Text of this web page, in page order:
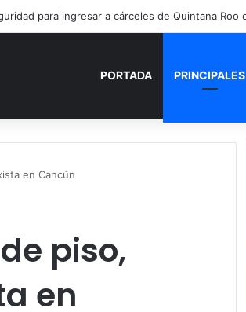
PORTADA PRINCIPALES
en Cancún
piso,
en